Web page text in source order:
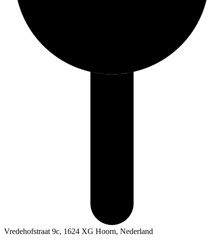
Vredehofstraat 9c, 1624 XG Hoorn, Nederland